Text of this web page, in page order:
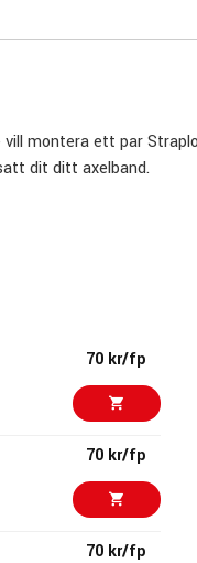
montera ett par
dit ditt axelband.
70 kr/fp
70 kr/fp
70 kr/fp